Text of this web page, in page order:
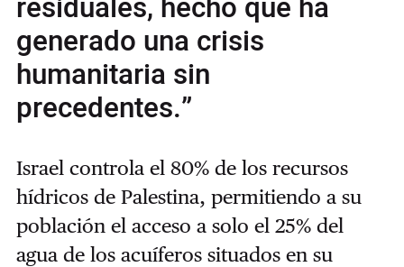
generado una crisis
humanitaria sin
precedentes.”
Israel controla el 80% de los recursos
hídricos de Palestina, permitiendo a su
población el acceso a solo el 25% del
agua de los acuíferos situados en su